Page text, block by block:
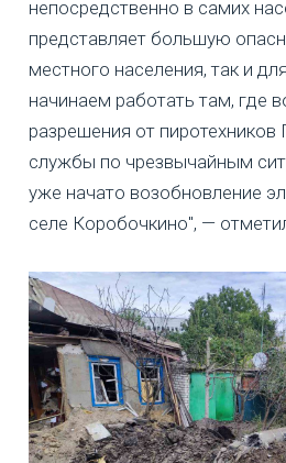
непосредственно в самих
представляет большую
местного населения, так и
начинаем работать там, где
разрешения от пиротехников
службы по чрезвычайным
уже начато возобновление
селе Коробочкино", —